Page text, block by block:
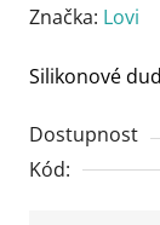
hodnocení
je
z
5
Značka: Lovi
Silikonové
Dostupnost
Kód: